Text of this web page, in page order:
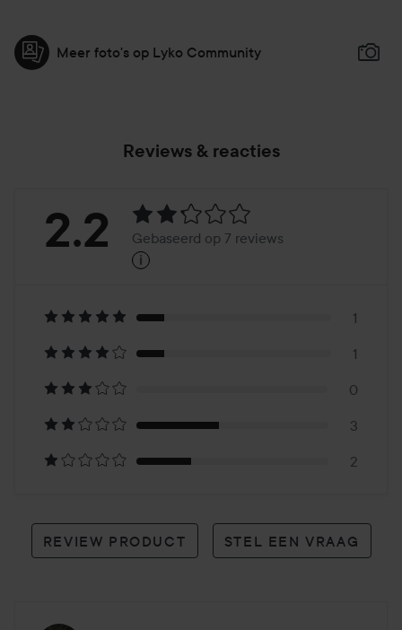
Meer foto's op Lyko Community
Reviews & reacties
Beoordeling:
Gebaseerd
op
7
reviews
2.2 Gebaseerd op 7 reviews
i
1
1
0
3
2
REVIEW PRODUCT STEL EEN VRAAG